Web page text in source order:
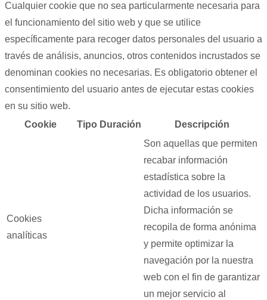
Cualquier cookie que no sea particularmente necesaria para
el funcionamiento del sitio web y que se utilice
específicamente para recoger datos personales del usuario a
través de análisis, anuncios, otros contenidos incrustados se
denominan cookies no necesarias. Es obligatorio obtener el
consentimiento del usuario antes de ejecutar estas cookies
en su sitio web.
Cookie
Tipo Duración Descripción
Cookies
analíticas
Son aquellas que permiten
recabar información
estadística sobre la
actividad de los usuarios.
Dicha información se
recopila de forma anónima
y permite optimizar la
navegación por la nuestra
web con el fin de garantizar
un mejor servicio al